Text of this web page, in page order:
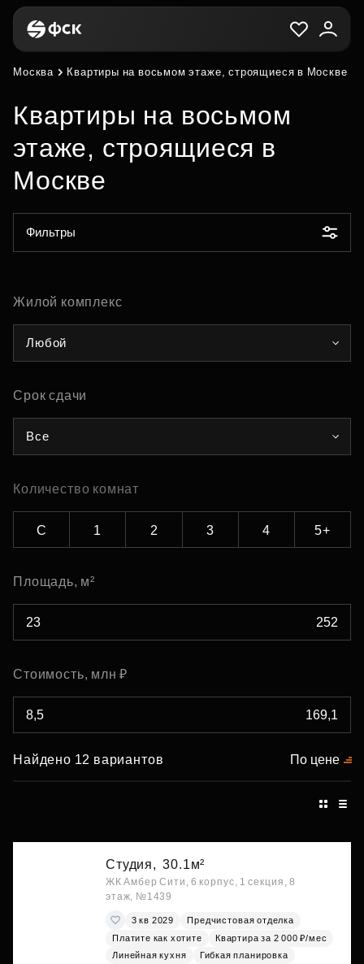
Москва Квартиры на восьмом этаже, строящиеся в Москве
Квартиры на восьмом
этаже, строящиеся в
Москве
Фильтры
Жилой комплекс
Любой
Срок сдачи
Все
Количество комнат
С 1 2 3 4 5+
Площадь, м²
Стоимость, млн ₽
Найдено 12 вариантов По цене
Студия, 30.1м²
ЖК Амбер Сити, 6 корпус, 1 секция, 8
этаж, №1439
3 кв 2029
Предчистовая отделка
Платите как хотите
Квартира за 2 000 ₽/мес
Линейная кухня
Гибкая планировка